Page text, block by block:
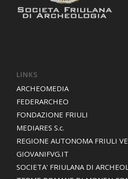
LINKS
ARCHEOMEDIA
FEDERARCHEO
FONDAZIONE FRIULI
MEDIARES S.c.
REGIONE AUTONOMA FRIULI
GIOVANIFVG.IT
SOCIETA' FRIULANA DI